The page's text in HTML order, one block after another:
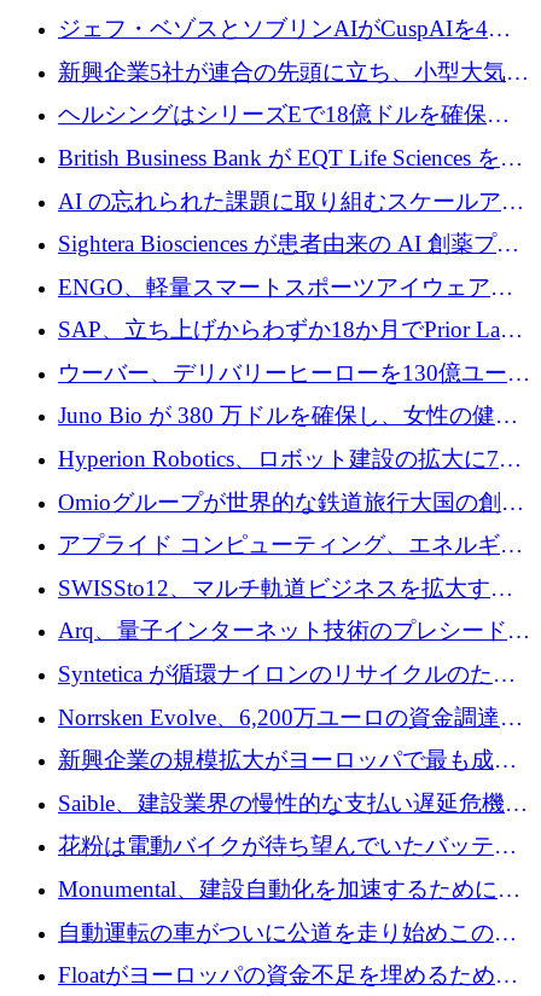
ーズ B に参加し、AI を活用した倉庫自動化を
ジェフ・ベゾスとソブリンAIがCuspAIを4億
5,000万ドルの資金調達で支援
新興企業5社が連合の先頭に立ち、小型大気質
センサーをEUのクリーンエア政策の中心に据
ヘルシングはシリーズEで18億ドルを確保、
ウーバーはデリバリー・ヒーローを130億ユー
ロの契約で買収、レボルトは2027年に米国の
銀行を立ち上げる
British Business Bank が EQT Life Sciences を
2,500 万ユーロのコミットメントで支援
AI の忘れられた課題に取り組むスケールアッ
プを実現: カメラロール
Sightera Biosciences が患者由来の AI 創薬プラ
ットフォームを拡大するために 300 万ユーロ
のプレシードをクローズ
ENGO、軽量スマートスポーツアイウェアの
進歩のために510万ユーロを調達
SAP、立ち上げからわずか18か月でPrior Labs
を10億ユーロ以上の契約で買収
ウーバー、デリバリーヒーローを130億ユーロ
の契約で買収、99か国にまたがるプラットフ
Juno Bio が 380 万ドルを確保し、女性の健康
専用の初のシーケンスラボを開設
Hyperion Robotics、ロボット建設の拡大に740
万ドルを確保
Omioグループが世界的な鉄道旅行大国の創設
を目指してRail Europeを買収
アプライド コンピューティング、エネルギー
向け基盤 AI の拡張に 2,000 万ドルを調達
SWISSto12、マルチ軌道ビジネスを拡大する
ためにシリーズCで7,000万ドルを調達
Arq、量子インターネット技術のプレシードと
して140万ドルを確保
Syntetica が循環ナイロンのリサイクルのため
にシリーズ A で 3,000 万ドルを調達
Norrsken Evolve、6,200万ユーロの資金調達
後、アムステルダムに根を張る
新興企業の規模拡大がヨーロッパで最も成功
した創業者を生み出す、アントラー氏が発見
Saible、建設業界の慢性的な支払い遅延危機に
対処するために 290 万ポンドを調達
花粉は電動バイクが待ち望んでいたバッテリ
ー交換ネットワークを構築している
Monumental、建設自動化を加速するためにシ
リーズ B で 3,200 万ドルを確保
自動運転の車がついに公道を走り始めこの国
が世界をリードしようとしている
Floatがヨーロッパの資金不足を埋めるために